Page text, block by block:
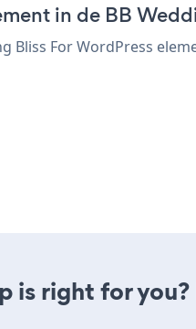
in de BB
Bliss For WordPress
is right for